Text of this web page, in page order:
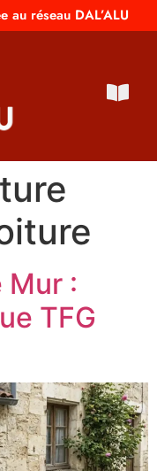
au réseau DAL’ALU
Mur :
TFG